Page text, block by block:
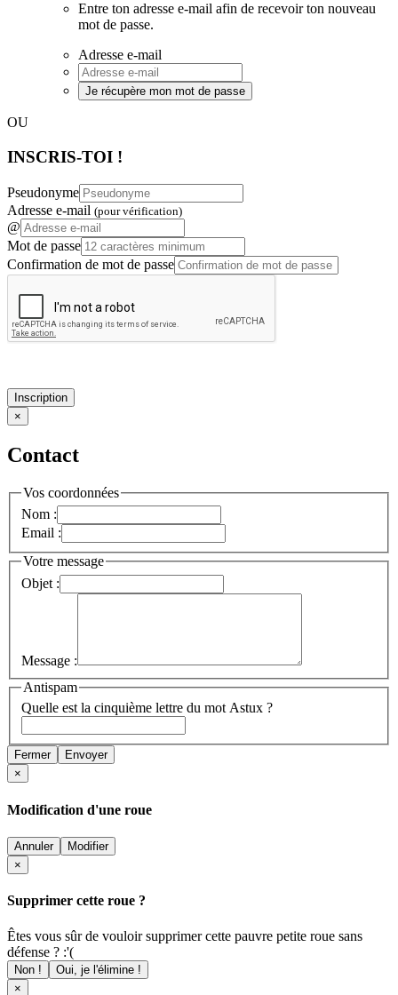
Entre ton adresse e-mail afin de recevoir ton nouveau
mot de passe.
Adresse e-mail
Je récupère mon mot de passe
OU
INSCRIS-TOI !
Pseudonyme
Adresse e-mail (pour vérification)
@
Mot de passe
Confirmation de mot de passe
Inscription
×
Contact
Vos coordonnées
Nom :
Email :
Votre message
Objet :
Message :
Antispam
Quelle est la cinquième lettre du mot Astux ?
Fermer
Envoyer
×
Modification d'une roue
Annuler
Modifier
×
Supprimer cette roue ?
Êtes vous sûr de vouloir supprimer cette pauvre petite roue sans
défense ? :'(
Non !
Oui, je l'élimine !
×